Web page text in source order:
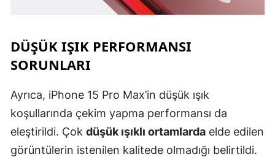
DÜŞÜK IŞIK PERFORMANSI
SORUNLARI
Ayrıca, iPhone 15 Pro Max’in düşük ışık
koşullarında çekim yapma performansı da
eleştirildi. Çok düşük ışıklı ortamlarda elde edilen
görüntülerin istenilen kalitede olmadığı belirtildi.